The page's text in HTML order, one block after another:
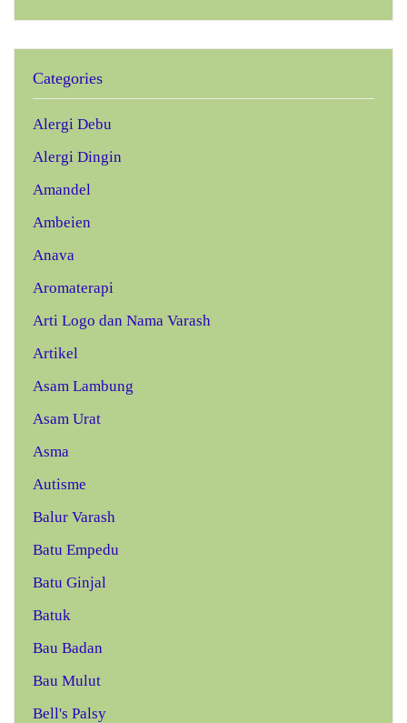
Categories
Alergi Debu
Alergi Dingin
Amandel
Ambeien
Anava
Aromaterapi
Arti Logo dan Nama Varash
Artikel
Asam Lambung
Asam Urat
Asma
Autisme
Balur Varash
Batu Empedu
Batu Ginjal
Batuk
Bau Badan
Bau Mulut
Bell's Palsy